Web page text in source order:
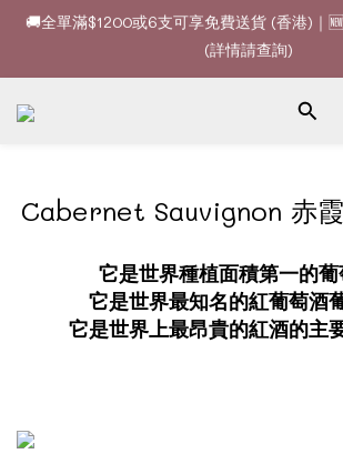
🚚全單滿$1200或6支可享免費送貨 (香港)｜
(詳情請查詢)
🍷酒款、優惠經常更新，請時刻追蹤我地😊
你的最佳婚宴酒酒商
🚚全單滿$1200或6支可享免費送貨 (香港)｜
Cabernet Sauvignon 赤
它是世界種植面積第一的
它是世界最知名的紅葡萄酒
它是世界上最昂貴的紅酒的主